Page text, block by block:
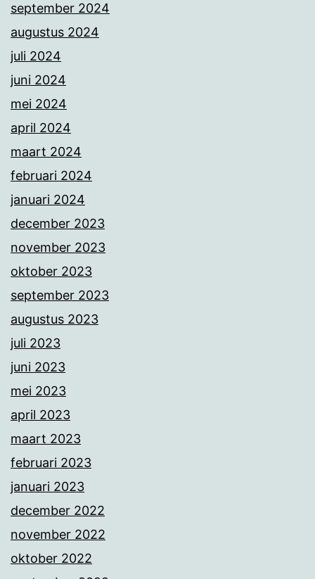
september 2024
augustus 2024
juli 2024
juni 2024
mei 2024
april 2024
maart 2024
februari 2024
januari 2024
december 2023
november 2023
oktober 2023
september 2023
augustus 2023
juli 2023
juni 2023
mei 2023
april 2023
maart 2023
februari 2023
januari 2023
december 2022
november 2022
oktober 2022